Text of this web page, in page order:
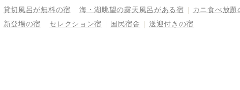
貸切風呂が無料の宿 海・湖眺望の露天風呂がある宿
カニ食べ放題
新登場の宿 セレクション宿 国民宿舎 送迎付きの宿